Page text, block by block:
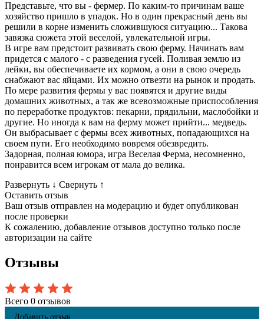
Представьте, что вы - фермер. По каким-то причинам ваше
хозяйство пришло в упадок. Но в один прекрасный день вы
решили в корне изменить сложившуюся ситуацию... Такова
завязка сюжета этой веселой, увлекательной игры.
В игре вам предстоит развивать свою ферму. Начинать вам
придется с малого - с разведения гусей. Поливая землю из
лейки, вы обеспечиваете их кормом, а они в свою очередь
снабжают вас яйцами. Их можно отвезти на рынок и продать.
По мере развития фермы у вас появятся и другие виды
домашних животных, а так же всевозможные приспособления
по переработке продуктов: пекарни, прядильни, маслобойки и
другие. Но иногда к вам на ферму может прийти... медведь.
Он выбрасывает с фермы всех животных, попадающихся на
своем пути. Его необходимо вовремя обезвредить.
Задорная, полная юмора, игра Веселая Ферма, несомненно,
понравится всем игрокам от мала до велика.
Развернуть ↓ Свернуть ↑
Оставить отзыв
Ваш отзыв отправлен на модерацию и будет опубликован
после проверки
К сожалению, добавление отзывов доступно только после
авторизации на сайте
Отзывы
Всего 0 отзывов
Добавить отзыв